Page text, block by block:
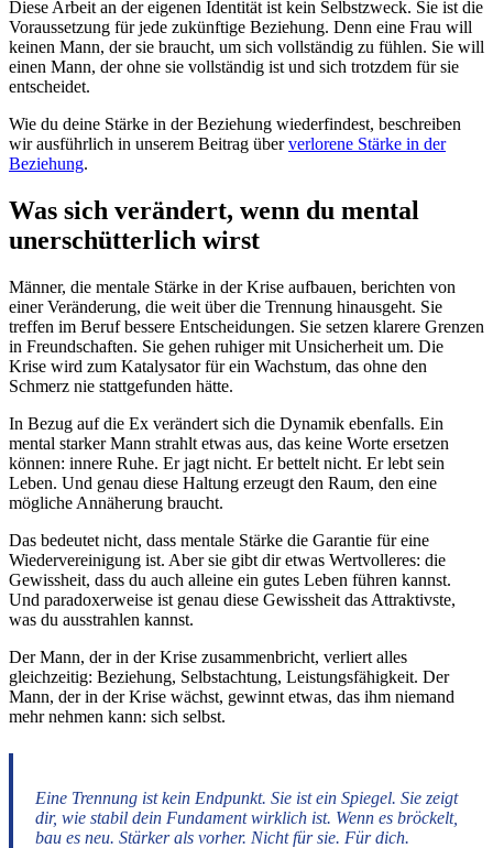
Diese Arbeit an der eigenen Identität ist kein Selbstzweck. Sie ist die
Voraussetzung für jede zukünftige Beziehung. Denn eine Frau will
keinen Mann, der sie braucht, um sich vollständig zu fühlen. Sie will
einen Mann, der ohne sie vollständig ist und sich trotzdem für sie
entscheidet.
Wie du deine Stärke in der Beziehung wiederfindest, beschreiben
wir ausführlich in unserem Beitrag überverlorene Stärke in der
Beziehung.
Was sich verändert, wenn du mental
unerschütterlich wirst
Männer, die mentale Stärke in der Krise aufbauen, berichten von
einer Veränderung, die weit über die Trennung hinausgeht. Sie
treffen im Beruf bessere Entscheidungen. Sie setzen klarere Grenzen
in Freundschaften. Sie gehen ruhiger mit Unsicherheit um. Die
Krise wird zum Katalysator für ein Wachstum, das ohne den
Schmerz nie stattgefunden hätte.
In Bezug auf die Ex verändert sich die Dynamik ebenfalls. Ein
mental starker Mann strahlt etwas aus, das keine Worte ersetzen
können: innere Ruhe. Er jagt nicht. Er bettelt nicht. Er lebt sein
Leben. Und genau diese Haltung erzeugt den Raum, den eine
mögliche Annäherung braucht.
Das bedeutet nicht, dass mentale Stärke die Garantie für eine
Wiedervereinigung ist. Aber sie gibt dir etwas Wertvolleres: die
Gewissheit, dass du auch alleine ein gutes Leben führen kannst.
Und paradoxerweise ist genau diese Gewissheit das Attraktivste,
was du ausstrahlen kannst.
Der Mann, der in der Krise zusammenbricht, verliert alles
gleichzeitig: Beziehung, Selbstachtung, Leistungsfähigkeit. Der
Mann, der in der Krise wächst, gewinnt etwas, das ihm niemand
mehr nehmen kann: sich selbst.
Eine Trennung ist kein Endpunkt. Sie ist ein Spiegel. Sie zeigt
dir, wie stabil dein Fundament wirklich ist. Wenn es bröckelt,
bau es neu. Stärker als vorher. Nicht für sie. Für dich.